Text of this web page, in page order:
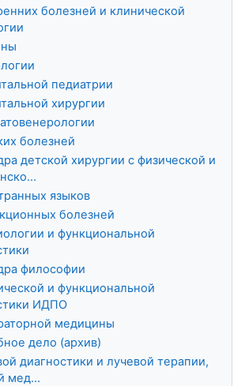
болезней и клинической
педиатрии
хирургии
болезней
детской хирургии с физической и
языков
болезней
и функциональной
философии
и функциональной
ИДПО
медицины
дело (архив)
диагностики и лучевой терапии,
мед...